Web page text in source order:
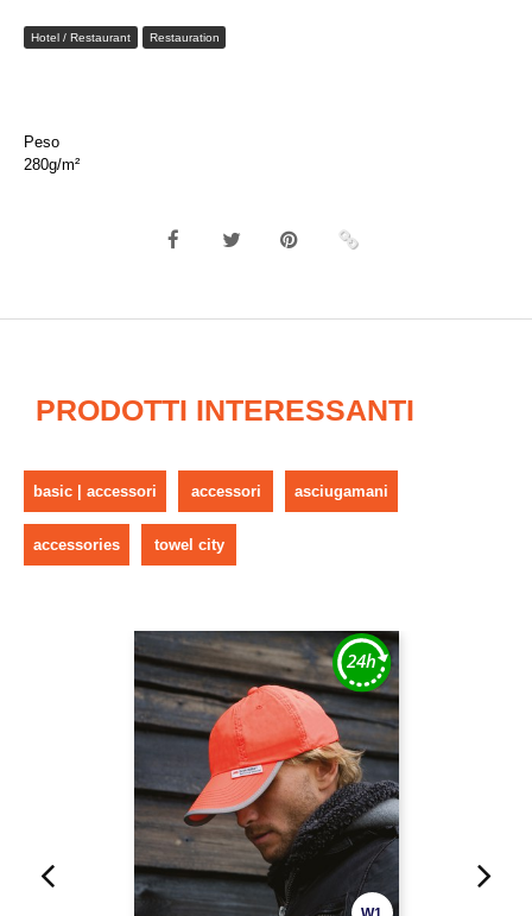
Hotel / Restaurant Restauration
Peso
280g/m²
PRODOTTI INTERESSANTI
basic | accessori accessori asciugamani
accessories towel city